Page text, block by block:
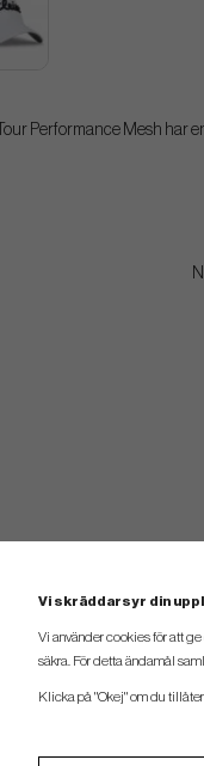
Tour Performance Mesh har
Vi skräddarsyr din
Vi använder cookies för att
säkra. För detta ändamål
Klicka på "Okej" om du